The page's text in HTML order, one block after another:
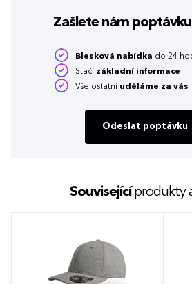
Zašlete nám poptávku
Blesková nabídka do 24
Stačí základní informace
Vše ostatní uděláme za vás
Odeslat poptávku
Souvisejícíprodukty